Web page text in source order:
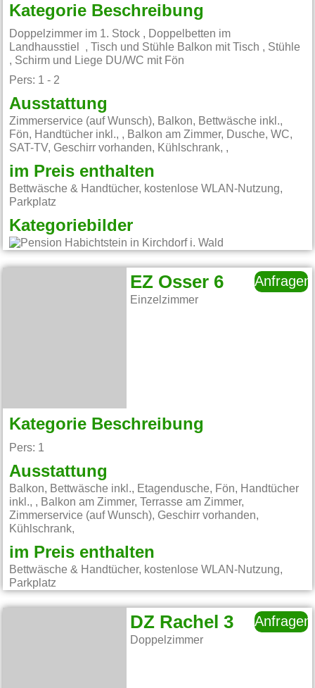
Kategorie Beschreibung
Doppelzimmer im 1. Stock , Doppelbetten im
Landhausstiel , Tisch und Stühle Balkon mit Tisch , Stühle
, Schirm und Liege DU/WC mit Fön
Pers: 1 - 2
Ausstattung
Zimmerservice (auf Wunsch), Balkon, Bettwäsche inkl.,
Fön, Handtücher inkl., , Balkon am Zimmer, Dusche, WC,
SAT-TV, Geschirr vorhanden, Kühlschrank, ,
im Preis enthalten
Bettwäsche & Handtücher, kostenlose WLAN-Nutzung,
Parkplatz
Kategoriebilder
EZ Osser 6
Einzelzimmer
Anfragen
Kategorie Beschreibung
Pers: 1
Ausstattung
Balkon, Bettwäsche inkl., Etagendusche, Fön, Handtücher
inkl., , Balkon am Zimmer, Terrasse am Zimmer,
Zimmerservice (auf Wunsch), Geschirr vorhanden,
Kühlschrank,
im Preis enthalten
Bettwäsche & Handtücher, kostenlose WLAN-Nutzung,
Parkplatz
DZ Rachel 3
Doppelzimmer
Anfragen